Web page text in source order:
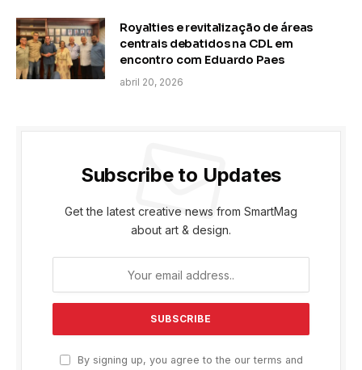
Royalties e revitalização de áreas
centrais debatidos na CDL em
encontro com Eduardo Paes
abril 20, 2026
Subscribe to Updates
Get the latest creative news from SmartMag
about art & design.
By signing up, you agree to the our terms and